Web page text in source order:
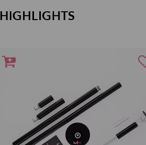
HIGHLIGHTS